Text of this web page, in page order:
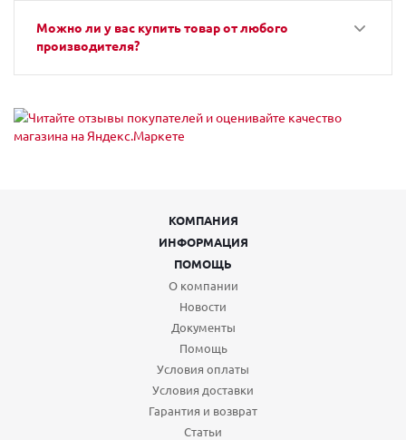
Можно ли у вас купить товар от любого
производителя?
КОМПАНИЯ
ИНФОРМАЦИЯ
ПОМОЩЬ
О компании
Новости
Документы
Помощь
Условия оплаты
Условия доставки
Гарантия и возврат
Статьи